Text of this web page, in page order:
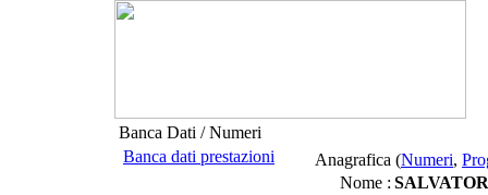
Banca Dati / Numeri
Banca dati prestazioni
Anagrafica (Numeri,
Nome :